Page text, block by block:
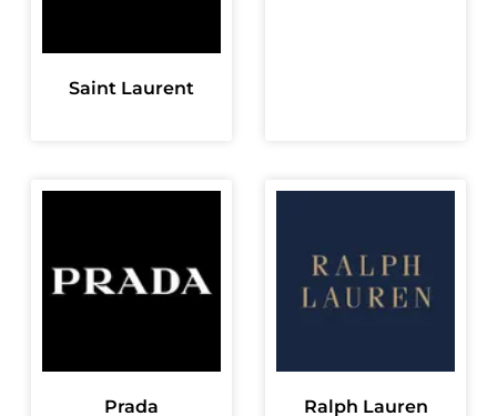
Saint Laurent
Prada Ralph Lauren